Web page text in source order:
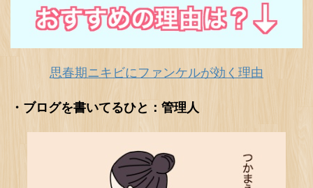
思春期ニキビにファンケルが効く理由
・ブログを書いてるひと：管理人